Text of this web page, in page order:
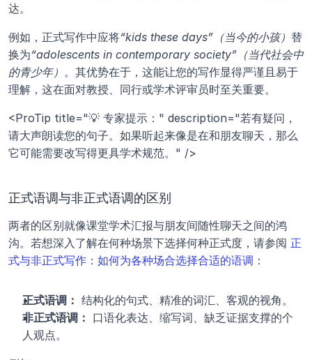
达。
例如，正式写作中应将“kids these days”（当今的小孩） 替
换为“adolescents in contemporary society”（当代社会中
的青少年） 。其优势在于，这能让您的写作显得严谨且易于
理解，这在面对教授、同行或学术评审员时至关重要。
<ProTip title="💡 专家提示：" description="若有疑问，
请大声朗读您的句子。如果听起来像是在和朋友聊天，那么
它可能需要改写得更具学术规范。" />
正式语调与非正式语调的区别
两者的区别就像课堂学术汇报与朋友间随性聊天之间的鸿
沟。若想深入了解在何种场景下选择何种正式度，请参阅 正
式与非正式写作：如何为各种场合选择合适的语调 ：
正式语调： 结构化的句式、精准的词汇、客观的视角。
非正式语调： 口语化表达、缩写词、缺乏证据支撑的个
人观点。